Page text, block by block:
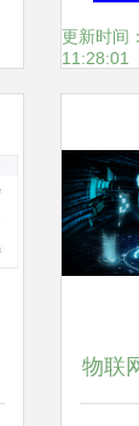
更新时间
11:28:01
物联